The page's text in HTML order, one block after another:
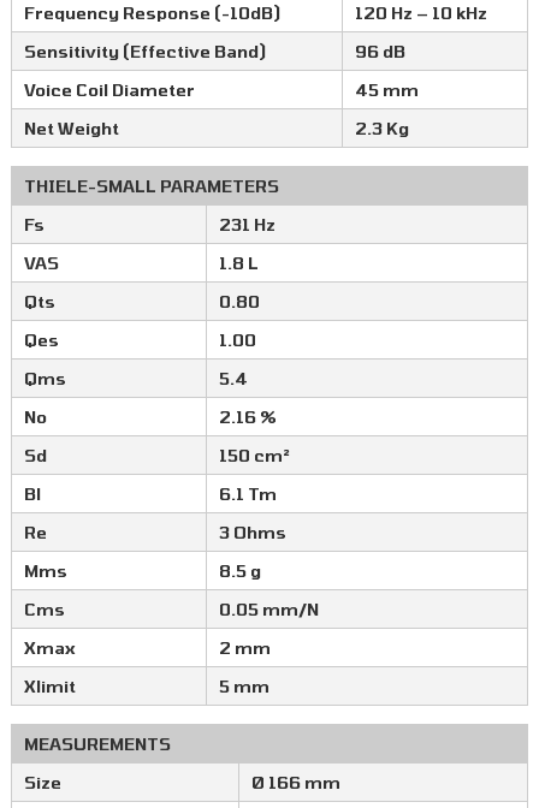
Frequency Response (-10dB)
120 Hz – 10 kHz
Sensitivity (Effective Band)
96 dB
Voice Coil Diameter
45 mm
Net Weight
2.3 Kg
THIELE-SMALL PARAMETERS
Fs
231 Hz
VAS
1.8 L
Qts
0.80
Qes
1.00
Qms
5.4
No
2.16 %
Sd
150 cm²
Bl
6.1 Tm
Re
3 Ohms
Mms
8.5 g
Cms
0.05 mm/N
Xmax
2 mm
Xlimit
5 mm
MEASUREMENTS
Size
Ø 166 mm